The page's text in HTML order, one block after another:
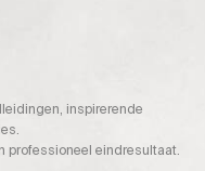
inspirerende
professioneel eindresultaat.